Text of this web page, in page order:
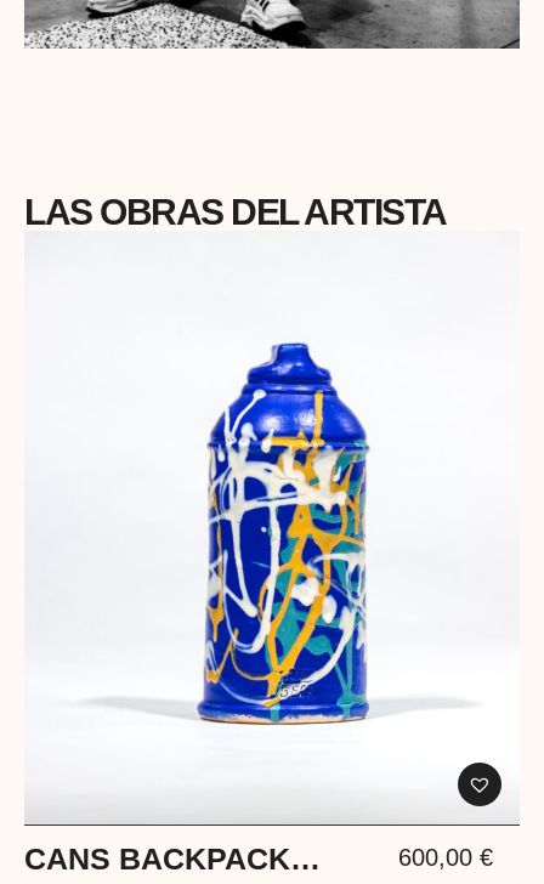
LAS OBRAS DEL ARTISTA
CANS BACKPACK
600,00 €